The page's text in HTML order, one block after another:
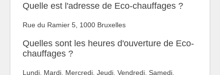
Quelle est l'adresse de Eco-chauffages ?
Rue du Ramier 5, 1000 Bruxelles
Quelles sont les heures d'ouverture de Eco-
chauffages ?
Lundi, Mardi, Mercredi, Jeudi, Vendredi, Samedi,